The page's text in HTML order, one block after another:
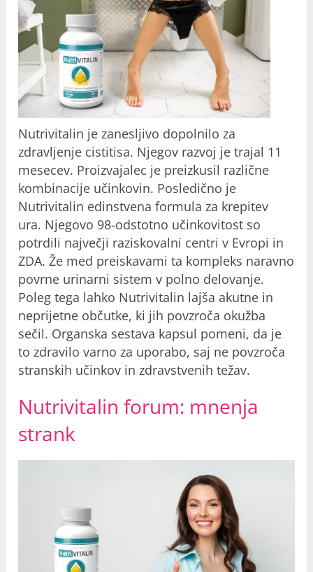
Nutrivitalin je zanesljivo dopolnilo za
zdravljenje cistitisa. Njegov razvoj je trajal 11
mesecev. Proizvajalec je preizkusil različne
kombinacije učinkovin. Posledično je
Nutrivitalin edinstvena formula za krepitev
ura. Njegovo 98-odstotno učinkovitost so
potrdili največji raziskovalni centri v Evropi in
ZDA. Že med preiskavami ta kompleks naravno
povrne urinarni sistem v polno delovanje.
Poleg tega lahko Nutrivitalin lajša akutne in
neprijetne občutke, ki jih povzroča okužba
sečil. Organska sestava kapsul pomeni, da je
to zdravilo varno za uporabo, saj ne povzroča
stranskih učinkov in zdravstvenih težav.
Nutrivitalin forum: mnenja
strank